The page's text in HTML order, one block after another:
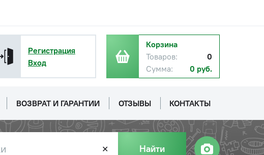
Регистрация
Вход
Корзина
Товаров:
0
Сумма:
0 руб.
ВОЗВРАТ И ГАРАНТИИ ОТЗЫВЫ КОНТАКТЫ
✕ Найти